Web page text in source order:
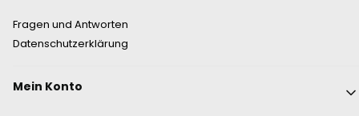
Fragen und Antworten
Datenschutzerklärung
Mein Konto